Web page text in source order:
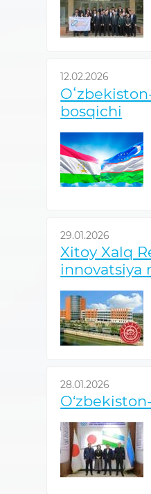
12.02.2026
bosqichi
29.01.2026
Xitoy Xalq
innovatsiya
28.01.2026